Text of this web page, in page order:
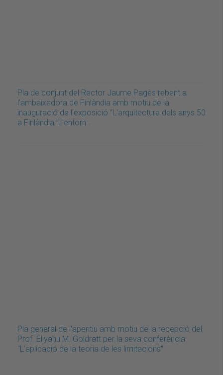
Pla de conjunt del Rector Jaume Pagès rebent a
l'ambaixadora de Finlàndia amb motiu de la
inauguració de l'exposició "L'arquitectura dels anys 50
a Finlàndia. L'entorn…
Pla general de l'aperitiu amb motiu de la recepció del
Prof. Eliyahu M. Goldratt per la seva conferència
"L'aplicació de la teoria de les limitacions"